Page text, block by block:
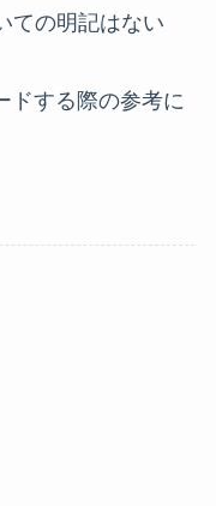
ての明記はない
ドする際の参考に